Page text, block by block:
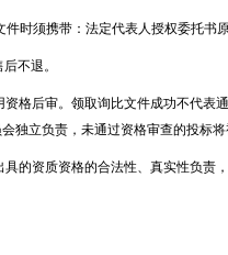
件时须携带：法定代表人授权委托书
不退。
资格后审。领取询比文件成功不代表
独立负责，未通过资格审查的投标
具的资质资格的合法性、真实性负责